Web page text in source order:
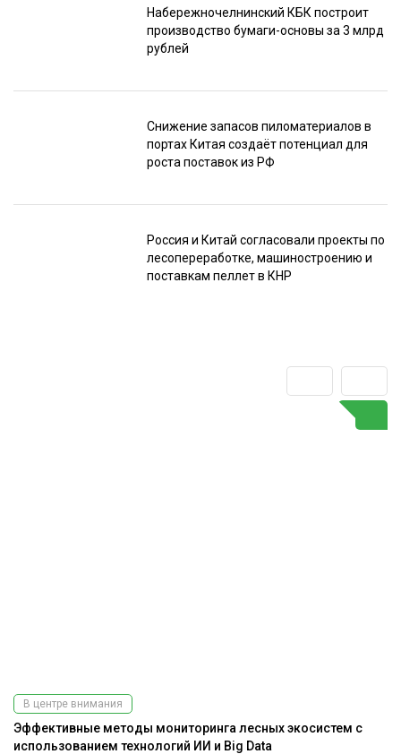
Набережночелнинский КБК построит
производство бумаги-основы за 3 млрд
рублей
Снижение запасов пиломатериалов в
портах Китая создаёт потенциал для
роста поставок из РФ
Россия и Китай согласовали проекты по
лесопереработке, машиностроению и
поставкам пеллет в КНР
В центре внимания
Эффективные методы мониторинга лесных экосистем с
использованием технологий ИИ и Big Data